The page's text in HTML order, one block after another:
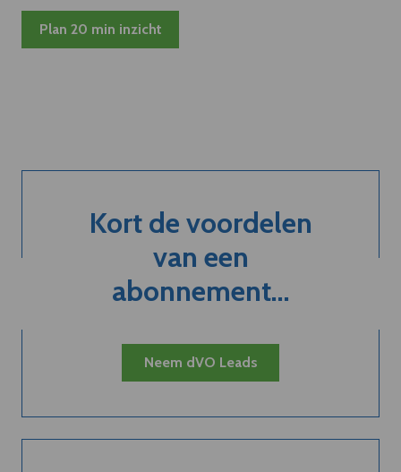
Plan 20 min inzicht
Kort de voordelen
van een
abonnement...
Neem dVO Leads